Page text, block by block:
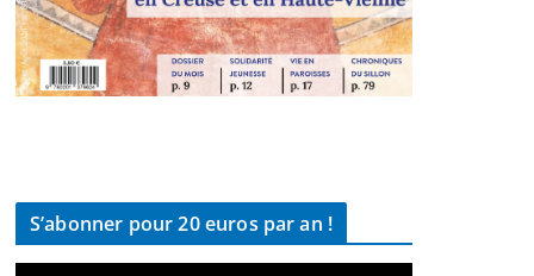
S’abonner pour 20 euros par an !